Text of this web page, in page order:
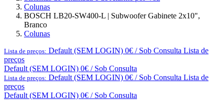
Colunas
BOSCH LB20-SW400-L | Subwoofer Gabinete 2x10",
Branco
Colunas
Lista de preços: Default (SEM LOGIN) 0€ / Sob Consulta Lista de
preços
Default (SEM LOGIN) 0€ / Sob Consulta
Lista de preços: Default (SEM LOGIN) 0€ / Sob Consulta Lista de
preços
Default (SEM LOGIN) 0€ / Sob Consulta